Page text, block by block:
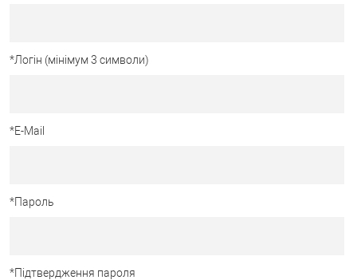
*Логін (мінімум 3 символи)
*E-Mail
*Пароль
*Підтвердження пароля